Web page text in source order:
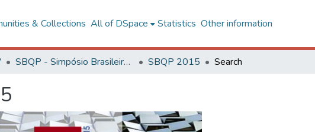
& Collections All of DSpace Statistics Other information
SBQP - Simpósio Brasileiro de Qualidade do Projeto no Ambiente Construído SBQP 2015 Search